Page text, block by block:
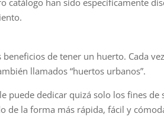
catálogo han sido específicamente
de tener un huerto. Cada
llamados “huertos urbanos”.
dedicar quizá solo los fines
de la forma más rápida, fácil y